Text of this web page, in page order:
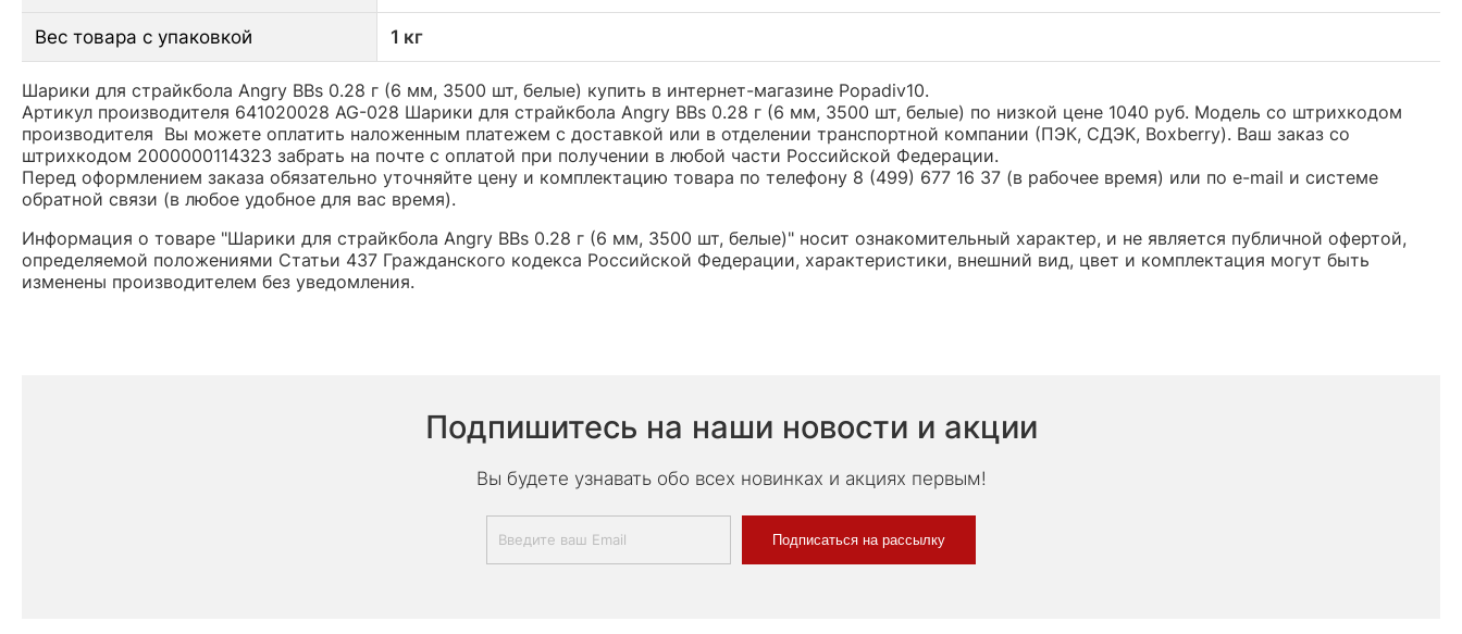
Вес товара с упаковкой 1 кг
Шарики для страйкбола Angry BBs 0.28 г (6 мм, 3500 шт, белые) купить в интернет-магазине Popadiv10.
Артикул производителя 641020028 AG-028 Шарики для страйкбола Angry BBs 0.28 г (6 мм, 3500 шт, белые) по низкой цене 1040 руб. Модель со штрихкодом
производителя Вы можете оплатить наложенным платежем с доставкой или в отделении транспортной компании (ПЭК, СДЭК, Boxberry). Ваш заказ со
штрихкодом 2000000114323 забрать на почте с оплатой при получении в любой части Российской Федерации.
Перед оформлением заказа обязательно уточняйте цену и комплектацию товара по телефону 8 (499) 677 16 37 (в рабочее время) или по e-mail и системе
обратной связи (в любое удобное для вас время).
Информация о товаре "Шарики для страйкбола Angry BBs 0.28 г (6 мм, 3500 шт, белые)" носит ознакомительный характер, и не является публичной офертой,
определяемой положениями Статьи 437 Гражданского кодекса Российской Федерации, характеристики, внешний вид, цвет и комплектация могут быть
изменены производителем без уведомления.
Подпишитесь на наши новости и акции
Вы будете узнавать обо всех новинках и акциях первым!
Подписаться на рассылку